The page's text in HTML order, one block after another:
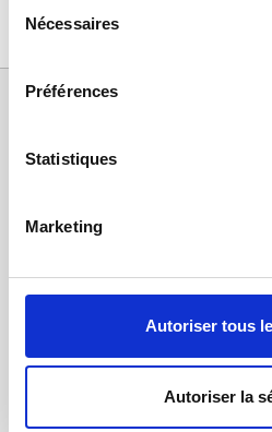
Nécessaires
Préférences
Statistiques
Marketing
Autoriser tous
Autoriser la
Filters voor luchtkanalen G3